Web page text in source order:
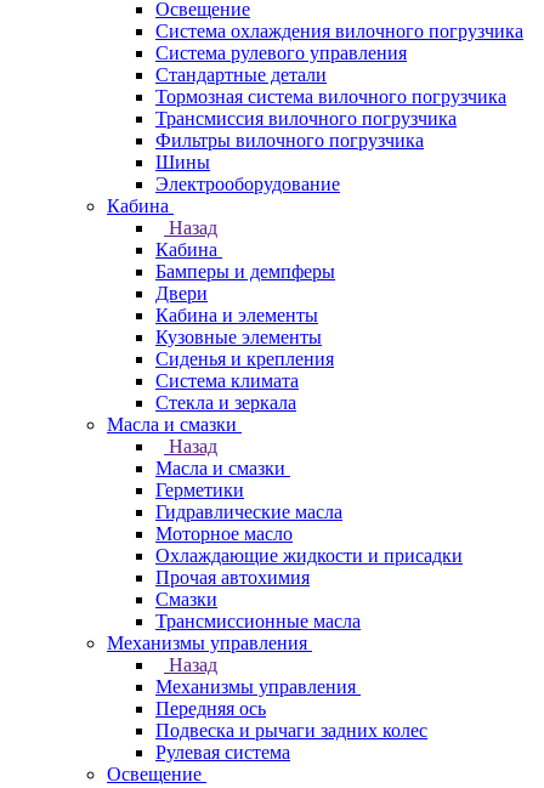
Освещение
Система охлаждения вилочного погрузчика
Система рулевого управления
Стандартные детали
Тормозная система вилочного погрузчика
Трансмиссия вилочного погрузчика
Фильтры вилочного погрузчика
Шины
Электрооборудование
Кабина
Назад
Кабина
Бамперы и демпферы
Двери
Кабина и элементы
Кузовные элементы
Сиденья и крепления
Система климата
Стекла и зеркала
Масла и смазки
Назад
Масла и смазки
Герметики
Гидравлические масла
Моторное масло
Охлаждающие жидкости и присадки
Прочая автохимия
Смазки
Трансмиссионные масла
Механизмы управления
Назад
Механизмы управления
Передняя ось
Подвеска и рычаги задних колес
Рулевая система
Освещение